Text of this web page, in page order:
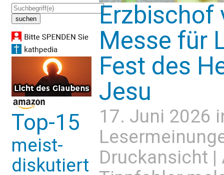
Top-15
meist-
diskutiert
Erzbischof
Messe für
Fest des
Jesu
17. Juni 2026
Druckansicht |